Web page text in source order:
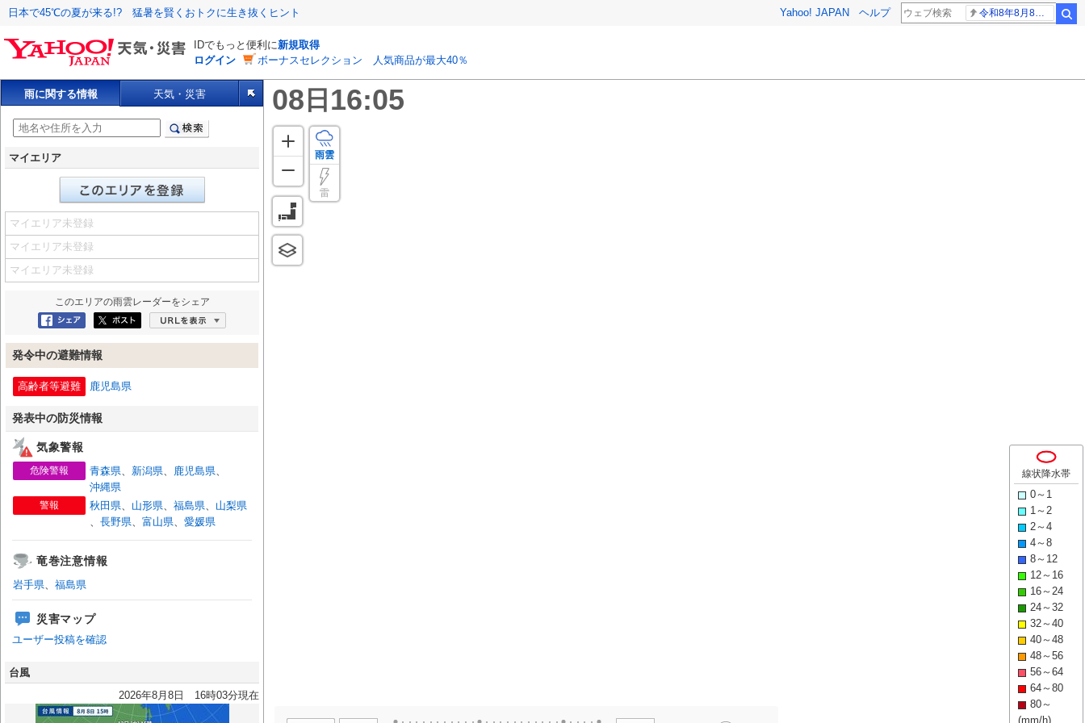
日本で45℃の夏が来る!? 猛暑を賢くおトクに生き抜くヒント Yahoo! JAPAN ヘルプ 令和8年8月8日8時8分
IDでもっと便利に新規取得
ログイン
ボーナスセレクション 人気商品が最大40％
雨に関する情報 天気・災害
マイエリア
マイエリア未登録
マイエリア未登録
マイエリア未登録
このエリアの雨雲レーダーをシェア
Facebookにシェア
ポスト
発令中の避難情報
高齢者等避難 鹿児島県
発表中の防災情報
気象警報
危険警報 青森県、 新潟県、 鹿児島県、
沖縄県
警報 秋田県、 山形県、 福島県、 山梨県
、 長野県、 富山県、 愛媛県
竜巻注意情報
岩手県、 福島県
災害マップ
ユーザー投稿を確認
台風
2026年8月8日 16時03分現在
雨雲
雷
08 日 16:05
線状降水帯
0～1
1～2
2～4
4～8
8～12
12～16
16～24
24～32
32～40
40～48
48～56
56～64
64～80
80～
(mm/h)